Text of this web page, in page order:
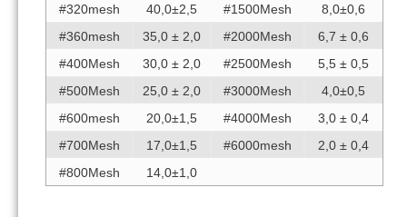
#320mesh
40,0±2,5 #1500Mesh
8,0±0,6
#360mesh
35,0 ± 2,0 #2000Mesh
6,7 ± 0,6
#400Mesh
30,0 ± 2,0 #2500Mesh
5,5 ± 0,5
#500Mesh
25,0 ± 2,0 #3000Mesh
4,0±0,5
#600mesh
20,0±1,5 #4000Mesh
3,0 ± 0,4
#700Mesh
17,0±1,5 #6000mesh
2,0 ± 0,4
#800Mesh
14,0±1,0